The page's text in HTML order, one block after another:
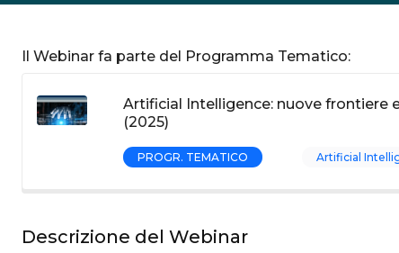
Il Webinar fa parte del Programma Tematico:
Artificial Intelligence: nuove frontiere
(2025)
PROGR. TEMATICO Artificial
Descrizione del Webinar